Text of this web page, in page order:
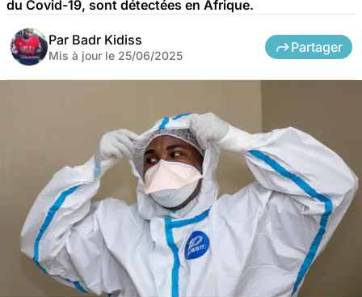
du Covid-19, sont détectées en Afrique.
Par Badr Kidiss
Mis à jour le 25/06/2025
Partager